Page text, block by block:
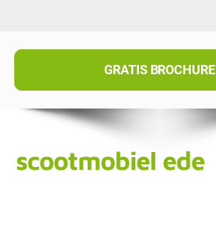
GRATIS BROCHURE
scootmobiel ede